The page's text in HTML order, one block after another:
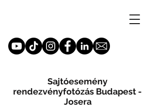
Sajtóesemény
rendezvényfotózás Budapest -
Josera